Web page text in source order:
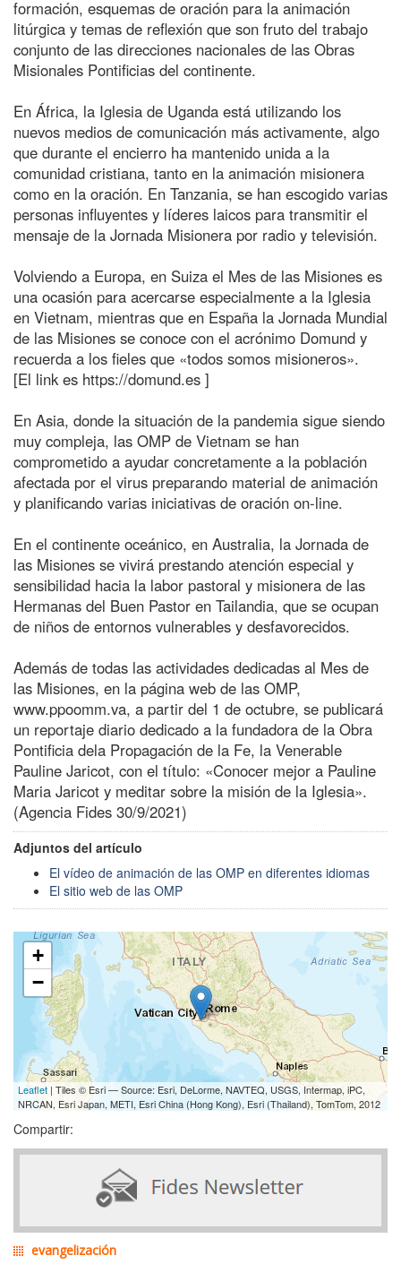
formación, esquemas de oración para la animación
litúrgica y temas de reflexión que son fruto del trabajo
conjunto de las direcciones nacionales de las Obras
Misionales Pontificias del continente.
En África, la Iglesia de Uganda está utilizando los
nuevos medios de comunicación más activamente, algo
que durante el encierro ha mantenido unida a la
comunidad cristiana, tanto en la animación misionera
como en la oración. En Tanzania, se han escogido varias
personas influyentes y líderes laicos para transmitir el
mensaje de la Jornada Misionera por radio y televisión.
Volviendo a Europa, en Suiza el Mes de las Misiones es
una ocasión para acercarse especialmente a la Iglesia
en Vietnam, mientras que en España la Jornada Mundial
de las Misiones se conoce con el acrónimo Domund y
recuerda a los fieles que «todos somos misioneros».
[El link es https://domund.es ]
En Asia, donde la situación de la pandemia sigue siendo
muy compleja, las OMP de Vietnam se han
comprometido a ayudar concretamente a la población
afectada por el virus preparando material de animación
y planificando varias iniciativas de oración on-line.
En el continente oceánico, en Australia, la Jornada de
las Misiones se vivirá prestando atención especial y
sensibilidad hacia la labor pastoral y misionera de las
Hermanas del Buen Pastor en Tailandia, que se ocupan
de niños de entornos vulnerables y desfavorecidos.
Además de todas las actividades dedicadas al Mes de
las Misiones, en la página web de las OMP,
www.ppoomm.va, a partir del 1 de octubre, se publicará
un reportaje diario dedicado a la fundadora de la Obra
Pontificia dela Propagación de la Fe, la Venerable
Pauline Jaricot, con el título: «Conocer mejor a Pauline
Maria Jaricot y meditar sobre la misión de la Iglesia».
(Agencia Fides 30/9/2021)
Adjuntos del artículo
El vídeo de animación de las OMP en diferentes idiomas
El sitio web de las OMP
+
−
Leaflet | Tiles © Esri — Source: Esri, DeLorme, NAVTEQ, USGS, Intermap, iPC,
NRCAN, Esri Japan, METI, Esri China (Hong Kong), Esri (Thailand), TomTom, 2012
Compartir:
evangelización